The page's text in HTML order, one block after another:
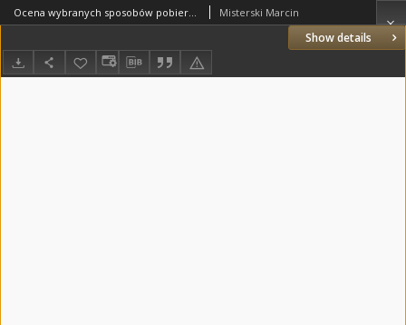
Show details
Ocena wybranych sposobów pobierania tętnicy promieniowej w operacjach bezpośredniej rewaskularyzacji mięśnia sercowego Misterski Marcin